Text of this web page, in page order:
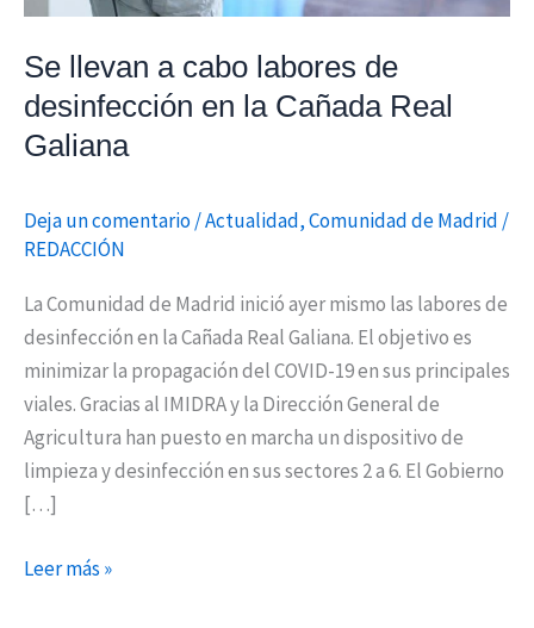
Se llevan a cabo labores de
desinfección en la Cañada Real
Galiana
Deja un comentario/Actualidad,Comunidad de Madrid /
REDACCIÓN
La Comunidad de Madrid inició ayer mismo las labores de
desinfección en la Cañada Real Galiana. El objetivo es
minimizar la propagación del COVID-19 en sus principales
viales. Gracias al IMIDRA y la Dirección General de
Agricultura han puesto en marcha un dispositivo de
limpieza y desinfección en sus sectores 2 a 6. El Gobierno
[…]
Cañada
Real
Leer más »